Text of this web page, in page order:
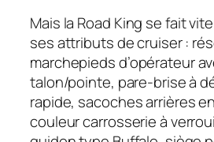
Mais la Road King se fait
ses attributs de cruiser :
marchepieds d’opérateur
talon/pointe, pare-brise à
rapide, sacoches arrières
couleur carrosserie à